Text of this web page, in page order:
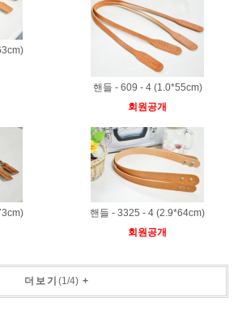
핸들 - 609 - 4 (1.0*55cm)
회원공개
핸들 - 3325 - 4 (2.9*64cm)
회원공개
더보기 (1 /4)+